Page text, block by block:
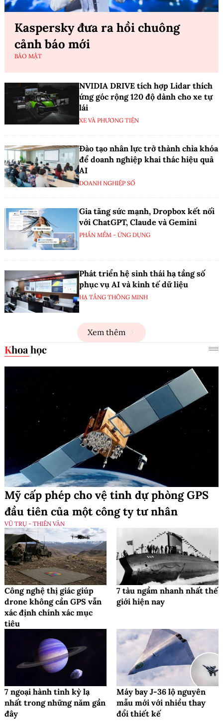
Kaspersky đưa ra hồi chuông
cảnh báo mới
BẢO MẬT
NVIDIA DRIVE tích hợp Lidar thích
ứng góc rộng 120 độ dành cho xe tự
lái
XE VÀ PHƯƠNG TIỆN
Đào tạo nhân lực trở thành chìa khóa
để doanh nghiệp khai thác hiệu quả
AI
DOANH NGHIỆP SỐ
Gia tăng sức mạnh, Dropbox kết nối
với ChatGPT, Claude và Gemini
PHẦN MỀM - ỨNG DỤNG
Phát triển hệ sinh thái hạ tầng số
phục vụ AI và kinh tế dữ liệu
HẠ TẦNG THÔNG MINH
Xem thêm
Khoa học
Mỹ cấp phép cho vệ tinh dự phòng GPS
đầu tiên của một công ty tư nhân
VŨ TRỤ - THIÊN VĂN
Công nghệ thị giác giúp
drone không cần GPS vẫn
xác định chính xác mục
tiêu
7 tàu ngầm nhanh nhất thế
giới hiện nay
7 ngoại hành tinh kỳ lạ
nhất trong những năm gần
đây
Máy bay J-36 lộ nguyên
mẫu mới với nhiều thay
đổi thiết kế